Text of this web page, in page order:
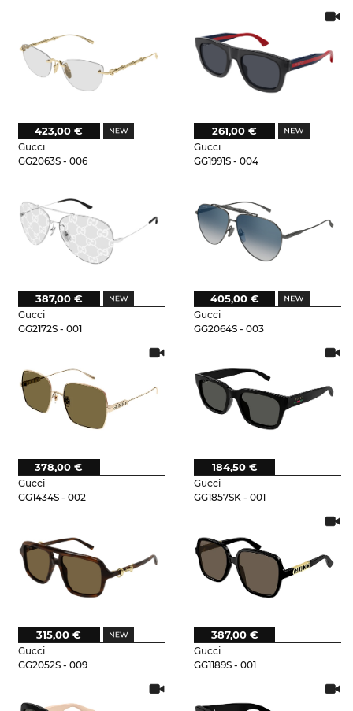
Gucci
GG2063S - 006
423,00 €
Gucci
GG1991S - 004
261,00 €
Gucci
GG2172S - 001
387,00 €
Gucci
GG2064S - 003
405,00 €
Gucci
GG1434S - 002
378,00 €
Gucci
GG1857SK - 001
184,50 €
Gucci
GG2052S - 009
315,00 €
Gucci
GG1189S - 001
387,00 €